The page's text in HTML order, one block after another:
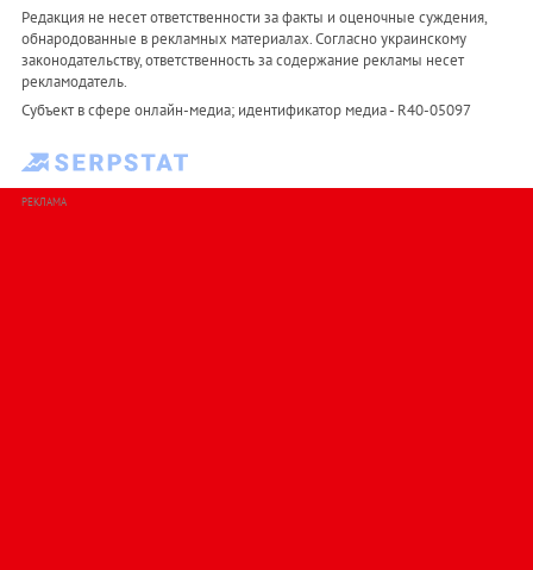
Редакция не несет ответственности за факты и оценочные суждения,
обнародованные в рекламных материалах. Согласно украинскому
законодательству, ответственность за содержание рекламы несет
рекламодатель.
Субъект в сфере онлайн-медиа; идентификатор медиа - R40-05097
РЕКЛАМА